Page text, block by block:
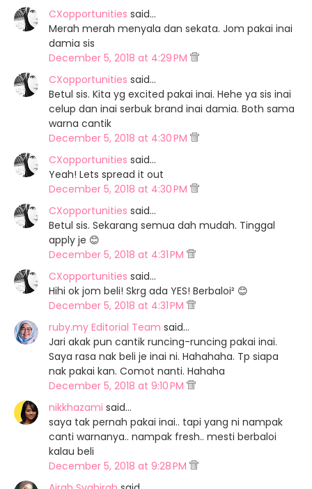
CXopportunities said…
Merah merah menyala dan sekata. Jom pakai inai
damia sis
December 5, 2018 at 4:29 PM
CXopportunities said…
Betul sis. Kita yg excited pakai inai. Hehe ya sis inai
celup dan inai serbuk brand inai damia. Both sama
warna cantik
December 5, 2018 at 4:30 PM
CXopportunities said…
Yeah! Lets spread it out
December 5, 2018 at 4:30 PM
CXopportunities said…
Betul sis. Sekarang semua dah mudah. Tinggal
apply je 😊
December 5, 2018 at 4:31 PM
CXopportunities said…
Hihi ok jom beli! Skrg ada YES! Berbaloi² 😊
December 5, 2018 at 4:31 PM
ruby.my Editorial Team said…
Jari akak pun cantik runcing-runcing pakai inai.
Saya rasa nak beli je inai ni. Hahahaha. Tp siapa
nak pakai kan. Comot nanti. Hahaha
December 5, 2018 at 9:10 PM
nikkhazami said…
saya tak pernah pakai inai.. tapi yang ni nampak
canti warnanya.. nampak fresh.. mesti berbaloi
kalau beli
December 5, 2018 at 9:28 PM